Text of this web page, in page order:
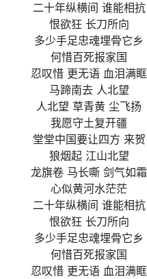
二十年纵横间 谁能相抗
恨欲狂 长刀所向
多少手足忠魂埋骨它乡
何惜百死报家国
忍叹惜 更无语 血泪满眶
马蹄南去 人北望
人北望 草青黄 尘飞扬
我愿守土复开疆
堂堂中国要让四方 来贺
狼烟起 江山北望
龙旗卷 马长嘶 剑气如霜
心似黄河水茫茫
二十年纵横间 谁能相抗
恨欲狂 长刀所向
多少手足忠魂埋骨它乡
何惜百死报家国
忍叹惜 更无语 血泪满眶